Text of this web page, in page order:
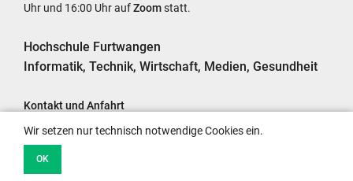
Uhr und 16:00 Uhr aufZoomstatt.
Hochschule Furtwangen
Informatik, Technik, Wirtschaft, Medien, Gesundheit
Kontakt und Anfahrt
Impressum
Barrierefreiheit
Datenschutzhinweise
Wir setzen nur technisch notwendige Cookies ein.
OK